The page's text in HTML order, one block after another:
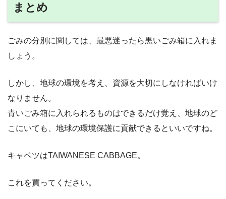
まとめ
ごみの分別に関しては、最悪迷ったら黒いごみ箱に入れま
しょう。
しかし、地球の環境を考え、資源を大切にしなければいけ
なりません。
青いごみ箱に入れられるものはできるだけ覚え、地球のど
こにいても、地球の環境保護に貢献できるといいですね。
キャベツはTAIWANESE CABBAGE。
これを買ってください。